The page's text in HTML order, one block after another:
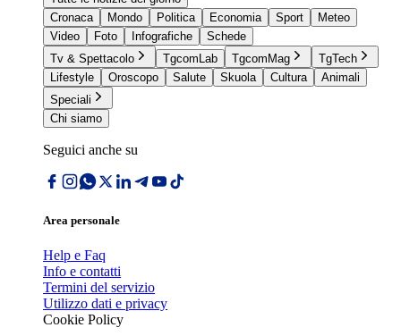
Cronaca
Mondo Politica Economia Sport
Meteo
Video
Foto Infografiche
Schede
Tv & Spettacolo
TgcomLab TgcomMag
TgTech
Lifestyle
Oroscopo Salute Skuola Cultura
Animali
Speciali
Chi siamo
Seguici anche su
Area personale
Help e Faq
Info e contatti
Termini del servizio
Utilizzo dati e privacy
Cookie Policy